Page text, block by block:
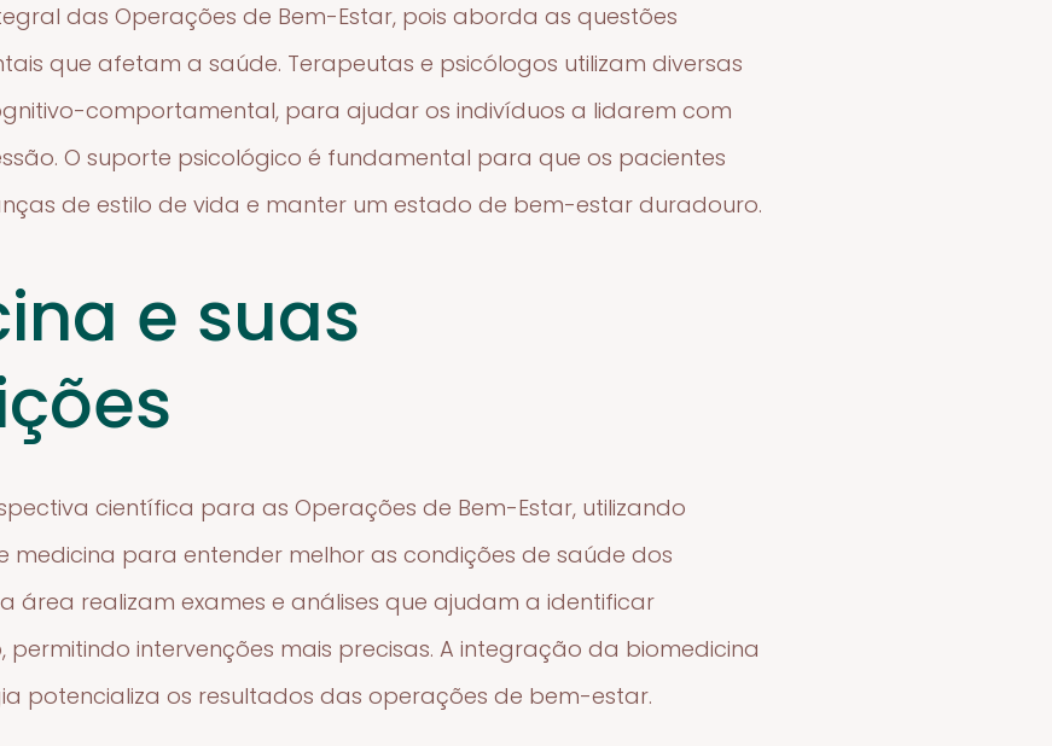
das Operações de Bem-Estar, pois aborda as questões
que afetam a saúde. Terapeutas e psicólogos utilizam diversas
comportamental, para ajudar os indivíduos a lidarem com
O suporte psicológico é fundamental para que os pacientes
de estilo de vida e manter um estado de bem-estar duradouro.
e suas
científica para as Operações de Bem-Estar, utilizando
medicina para entender melhor as condições de saúde dos
área realizam exames e análises que ajudam a identificar
permitindo intervenções mais precisas. A integração da biomedicina
potencializa os resultados das operações de bem-estar.